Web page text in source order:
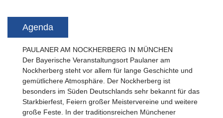
Agenda
PAULANER AM NOCKHERBERG IN MÜNCHEN
Der Bayerische Veranstaltungsort Paulaner am
Nockherberg steht vor allem für lange Geschichte und
gemütlichere Atmosphäre. Der Nockherberg ist
besonders im Süden Deutschlands sehr bekannt für das
Starkbierfest, Feiern großer Meistervereine und weitere
große Feste. In der traditionsreichen Münchener